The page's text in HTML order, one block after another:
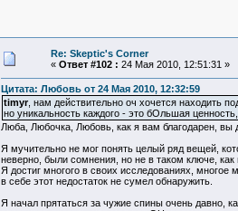
Re: Skeptic's Corner
« Ответ #102 : 24 Мая 2010, 12:51:31 »
Цитата: Любовь от 24 Мая 2010, 12:32:59
timyr, нам действительно оч хочется находить
но уникальность каждого - это бОльшая
Люба, Любочка, Любовь, как я вам благодарен, вы
Я мучительно не мог понять целый ряд вещей,
неверно, были сомнения, но не в таком ключе,
Я достиг многого в своих исследованиях, многое
в себе этот недостаток не сумел обнаружить.
Я начал прятаться за чужие спины очень давно,